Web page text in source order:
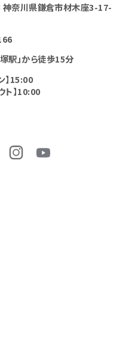
奈川県鎌倉市材木座3-17-
駅」から徒歩15分
】15:00
ト】10:00